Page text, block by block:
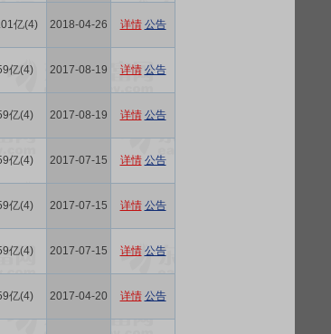
亿(4) 2018-04-26 详情 公告
亿(4) 2017-08-19 详情 公告
亿(4) 2017-08-19 详情 公告
亿(4) 2017-07-15 详情 公告
亿(4) 2017-07-15 详情 公告
亿(4) 2017-07-15 详情 公告
亿(4) 2017-04-20 详情 公告